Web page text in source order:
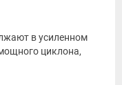
в усиленном
циклона,